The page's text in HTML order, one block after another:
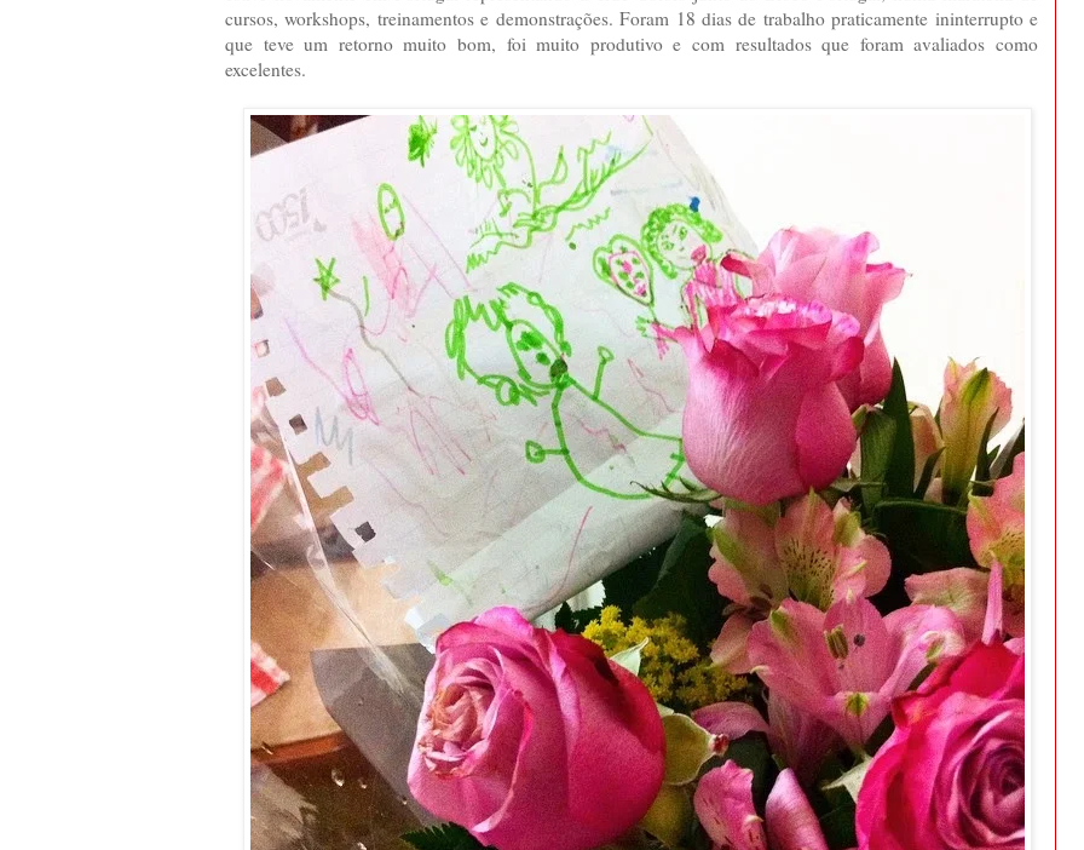
cursos, workshops, treinamentos e demonstrações. Foram 18 dias de trabalho praticamente ininterrupto e
que teve um retorno muito bom, foi muito produtivo e com resultados que foram avaliados como
excelentes.